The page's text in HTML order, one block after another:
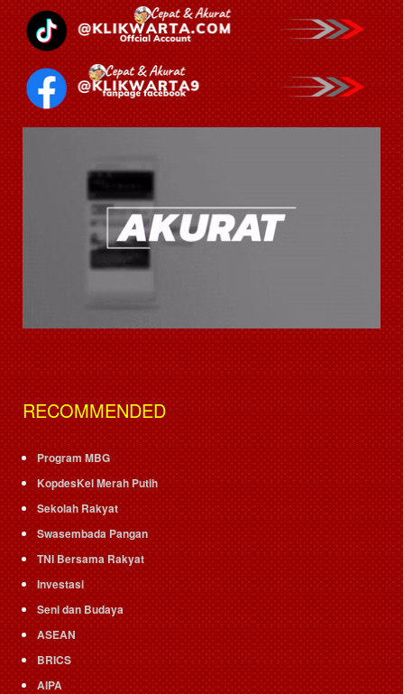
RECOMMENDED
Program MBG
KopdesKel Merah Putih
Sekolah Rakyat
Swasembada Pangan
TNI Bersama Rakyat
Investasi
Seni dan Budaya
ASEAN
BRICS
AIPA